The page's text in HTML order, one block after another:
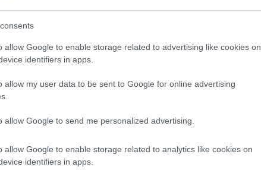
allow Google to enable storage related to advertising like cookies on
identifiers in apps.
allow my user data to be sent to Google for online advertising
allow Google to send me personalized advertising.
allow Google to enable storage related to analytics like cookies on
identifiers in apps.